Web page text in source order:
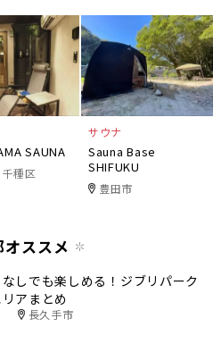
SAUNA
種区
サウナ
Sauna Base
SHIFUKU
豊田市
オススメ
しでも楽しめる！ジブリパーク
アまとめ
長久手市